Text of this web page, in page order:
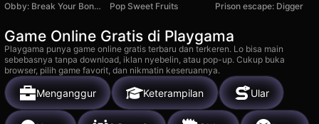
Obby: Break Your Bones 3D Ragdoll
Pop Sweet Fruits Prison escape: Digger
Game Online Gratis di Playgama
Playgama punya game online gratis terbaru dan terkeren. Lo bisa main
sebebasnya tanpa download, iklan nyebelin, atau pop-up. Cukup buka
browser, pilih game favorit, dan nikmatin keseruannya.
Menganggur Keterampilan Ular